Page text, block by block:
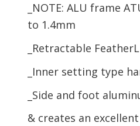
_NOTE: ALU frame
to 1.4mm
_Retractable
_Inner setting type
_Side and foot
& creates an